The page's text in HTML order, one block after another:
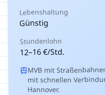
Lebenshaltung
Günstig
Stundenlohn
12–16€/Std.
MVB mit
mit schnellen
Hannover.